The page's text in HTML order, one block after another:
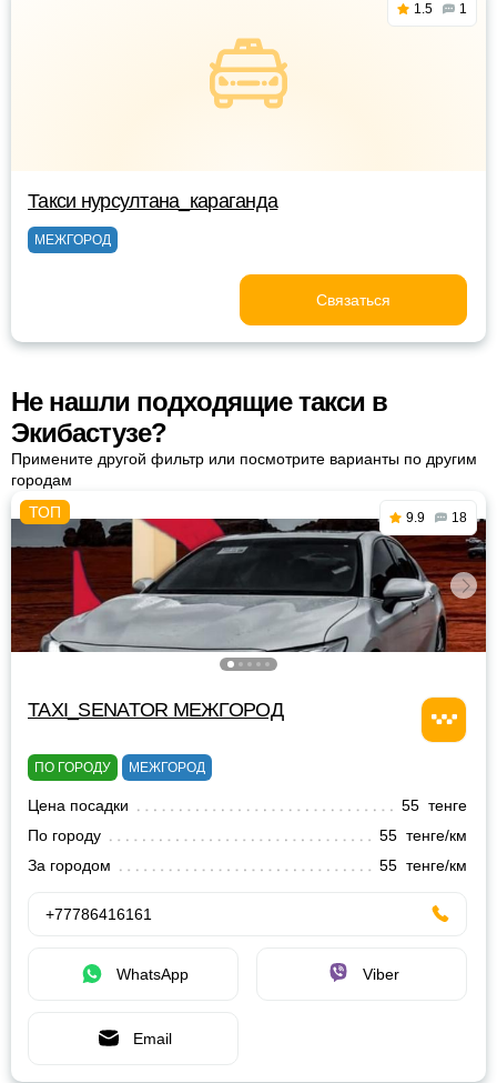
1.5 1
Такси нурсултана_караганда
МЕЖГОРОД
Связаться
Не нашли подходящие такси в
Экибастузе?
Примените другой фильтр или посмотрите варианты по другим
городам
9.9 18
TAXI_SENATOR МЕЖГОРОД
ПО ГОРОДУ МЕЖГОРОД
Цена посадки
55 тенге
По городу
55 тенге/км
За городом
55 тенге/км
+77786416161
WhatsApp Viber
Email